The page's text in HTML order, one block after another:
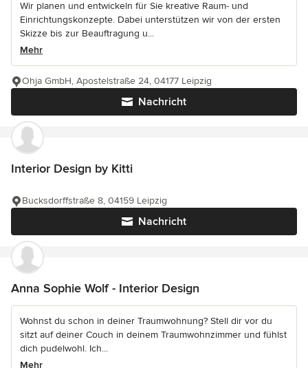
Wir planen und entwickeln für Sie kreative Raum- und
Einrichtungskonzepte. Dabei unterstützen wir von der ersten
Skizze bis zur Beauftragung u...
Mehr
Nachricht
Ohja GmbH, Apostelstraße 24, 04177 Leipzig
Interior Design by Kitti
Nachricht
Bucksdorffstraße 8, 04159 Leipzig
Anna Sophie Wolf - Interior Design
Wohnst du schon in deiner Traumwohnung? Stell dir vor du
sitzt auf deiner Couch in deinem Traumwohnzimmer und fühlst
dich pudelwohl. Ich...
Mehr